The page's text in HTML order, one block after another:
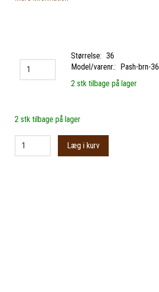
Størrelse: 36
Model/varenr.: Pash-brn-36
2 stk tilbage på lager
2 stk tilbage på lager
Læg i kurv